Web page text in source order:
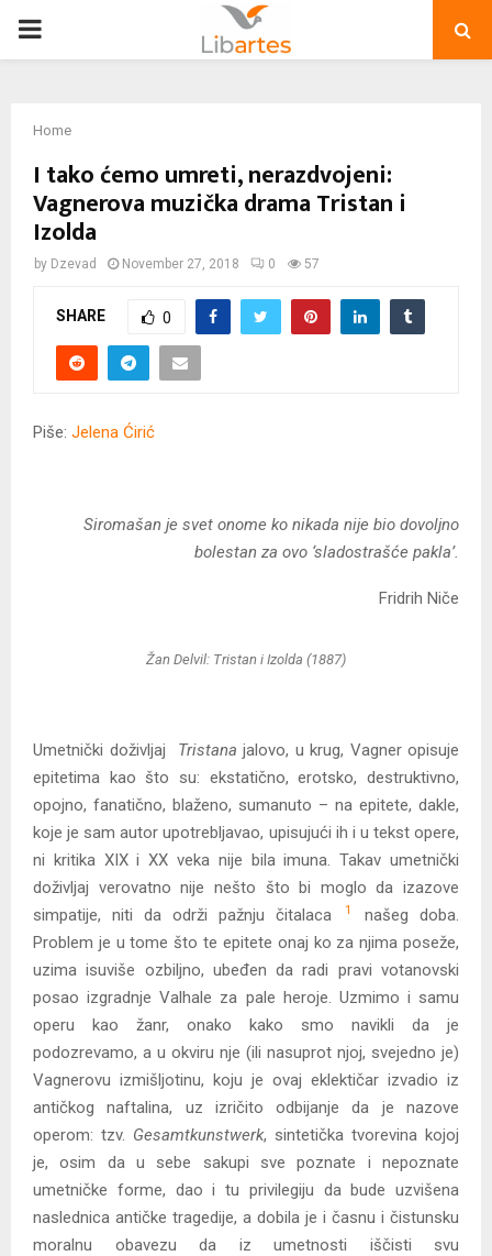
PRIMARY
Home
I tako ćemo umreti, nerazdvojeni:
Vagnerova muzička drama Tristan i
Izolda
by Dzevad November 27, 2018 0 57
SHARE 0
Piše: Jelena Ćirić
Siromašan je svet onome ko nikada nije bio dovoljno
bolestan za ovo ‘sladostrašće pakla’.
Fridrih Niče
Žan Delvil: Tristan i Izolda (1887)
Umetnički doživljaj Tristana jalovo, u krug, Vagner opisuje
epitetima kao što su: ekstatično, erotsko, destruktivno,
opojno, fanatično, blaženo, sumanuto – na epitete, dakle,
koje je sam autor upotrebljavao, upisujući ih i u tekst opere,
ni kritika XIX i XX veka nije bila imuna. Takav umetnički
doživljaj verovatno nije nešto što bi moglo da izazove
simpatije, niti da održi pažnju čitalaca
1
našeg doba.
Problem je u tome što te epitete onaj ko za njima poseže,
uzima isuviše ozbiljno, ubeđen da radi pravi votanovski
posao izgradnje Valhale za pale heroje. Uzmimo i samu
operu kao žanr, onako kako smo navikli da je
podozrevamo, a u okviru nje (ili nasuprot njoj, svejedno je)
Vagnerovu izmišljotinu, koju je ovaj eklektičar izvadio iz
antičkog naftalina, uz izričito odbijanje da je nazove
operom: tzv. Gesamtkunstwerk, sintetička tvorevina kojoj
je, osim da u sebe sakupi sve poznate i nepoznate
umetničke forme, dao i tu privilegiju da bude uzvišena
naslednica antičke tragedije, a dobila je i časnu i čistunsku
moralnu obavezu da iz umetnosti iščisti svu